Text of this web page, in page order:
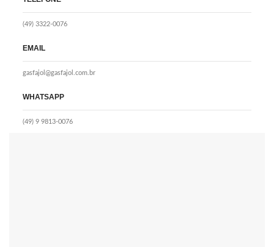
(49) 3322-0076
EMAIL
gasfajol@gasfajol.com.br
WHATSAPP
(49) 9 9813-0076